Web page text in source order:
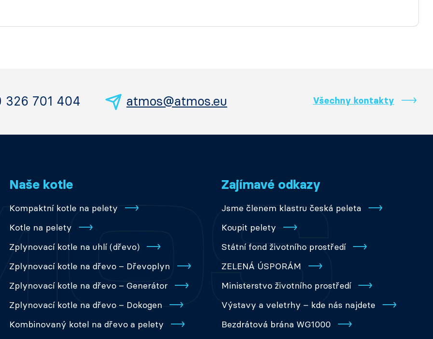
326 701 404 atmos@atmos.eu Všechny kontakty
Naše kotle
Kompaktní kotle na pelety
Kotle na pelety
Zplynovací kotle na uhlí (dřevo)
Zplynovací kotle na dřevo – Dřevoplyn
Zplynovací kotle na dřevo – Generátor
Zplynovací kotle na dřevo – Dokogen
Kombinovaný kotel na dřevo a pelety
Zajímavé odkazy
Jsme členem klastru česká peleta
Koupit pelety
Státní fond životního prostředí
ZELENÁ ÚSPORÁM
Ministerstvo životního prostředí
Výstavy a veletrhy – kde nás najdete
Bezdrátová brána WG1000